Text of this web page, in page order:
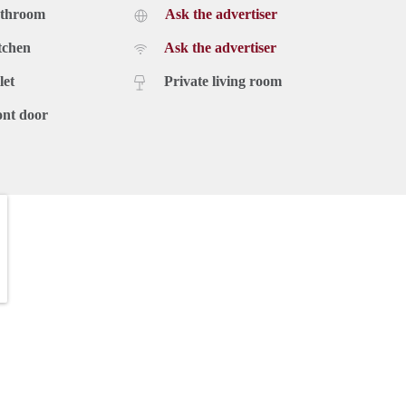
door
Ask the advertiser
Ask the advertiser
Private living room